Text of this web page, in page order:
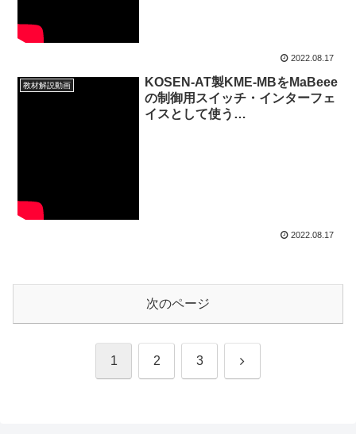
2022.08.17
教材解説動画
KOSEN-AT製KME-MBをMaBeee
の制御用スイッチ・インターフェ
イスとして使う
2022.08.17
次のページ
1 2 3 次